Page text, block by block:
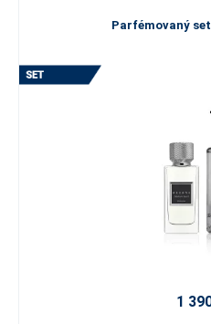
Parfémovaný
1